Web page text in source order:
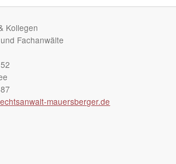
Kollegen
Fachanwälte
mauersberger.de